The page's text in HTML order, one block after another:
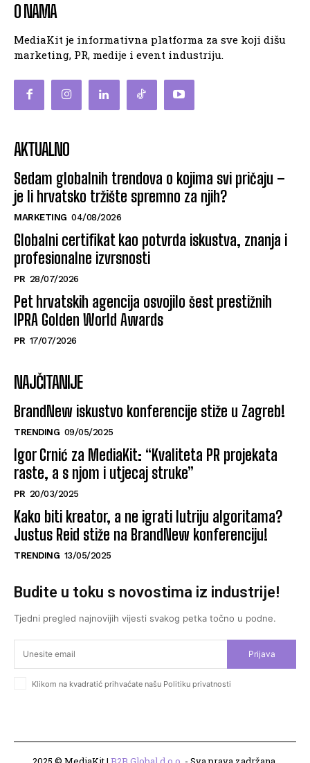
O NAMA
MediaKit je informativna platforma za sve koji dišu
marketing, PR, medije i event industriju.
AKTUALNO
Sedam globalnih trendova o kojima svi pričaju –
je li hrvatsko tržište spremno za njih?
MARKETING 04/08/2026
Globalni certifikat kao potvrda iskustva, znanja i
profesionalne izvrsnosti
PR 28/07/2026
Pet hrvatskih agencija osvojilo šest prestižnih
IPRA Golden World Awards
PR 17/07/2026
NAJČITANIJE
BrandNew iskustvo konferencije stiže u Zagreb!
TRENDING 09/05/2025
Igor Crnić za MediaKit: “Kvaliteta PR projekata
raste, a s njom i utjecaj struke”
PR 20/03/2025
Kako biti kreator, a ne igrati lutriju algoritama?
Justus Reid stiže na BrandNew konferenciju!
TRENDING 13/05/2025
Budite u toku s novostima iz industrije!
Tjedni pregled najnovijih vijesti svakog petka točno u podne.
Prijava
Klikom na kvadratić prihvaćate našu Politiku privatnosti